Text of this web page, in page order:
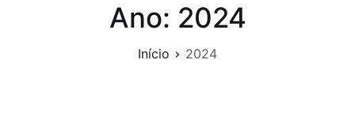
Ano: 2024
Início 2024